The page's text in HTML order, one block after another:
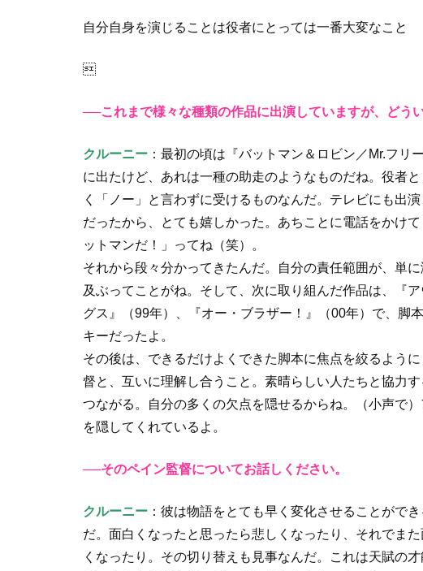
自分自身を演じることは役者にとっては一番大変なこと

──これまで様々な種類の作品に出演していますが、どう
クルーニー ：最初の頃は『バットマン＆ロビン／Mr.フ
に出たけど、あれは一種の助走のようなものだね。役者
く「ノー」と言わずに受けるものなんだ。テレビにも出
だったから、とても嬉しかった。あちことに電話をかけ
ットマンだ！」ってね（笑）。
それから段々分かってきたんだ。自分の責任範囲が、単
及ぶってことがね。そして、次に取り組んだ作品は、『
グス』（99年）、『オー・ブラザー！』（00年）で、脚
キーだったよ。
その後は、できるだけよくできた脚本に焦点を絞るよう
督と、互いに理解し合うこと。素晴らしい人たちと協力
つながる。自分の多くの欠点を隠せるからね。（小声で
を隠してくれているよ。
──そのペイン監督についてお話しください。
クルーニー ：彼は物語をとても早く変化させることができ
だ。面白くなったと思ったら悲しくなったり、それでまた
くなったり。その切り替えも見事なんだ。これは天賦の才